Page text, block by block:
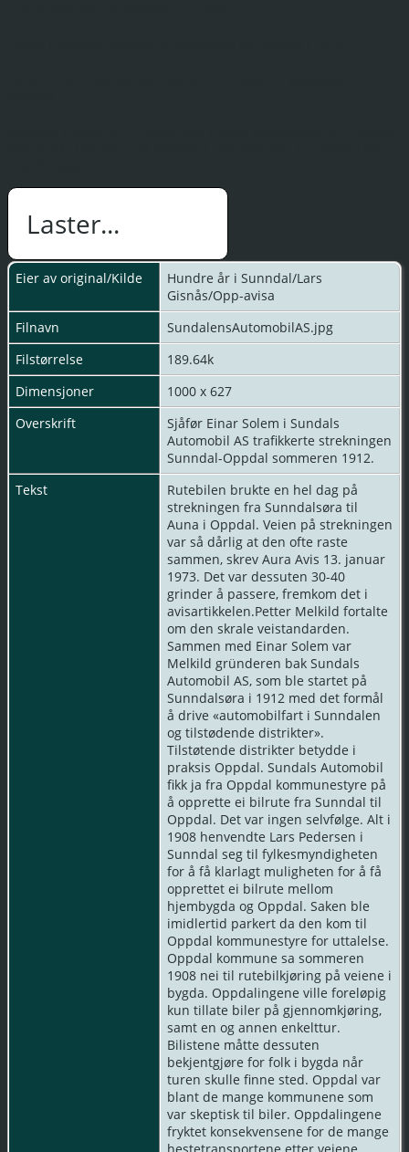
Laster...
Eier av original/Kilde
Hundre år i Sunndal/Lars
Gisnås/Opp-avisa
Filnavn
SundalensAutomobilAS.jpg
Filstørrelse
189.64k
Dimensjoner
1000 x 627
Overskrift
Sjåfør Einar Solem i Sundals
Automobil AS trafikkerte strekningen
Sunndal-Oppdal sommeren 1912.
Tekst
Rutebilen brukte en hel dag på
strekningen fra Sunndalsøra til
Auna i Oppdal. Veien på strekningen
var så dårlig at den ofte raste
sammen, skrev Aura Avis 13. januar
1973. Det var dessuten 30-40
grinder å passere, fremkom det i
avisartikkelen.Petter Melkild fortalte
om den skrale veistandarden.
Sammen med Einar Solem var
Melkild gründeren bak Sundals
Automobil AS, som ble startet på
Sunndalsøra i 1912 med det formål
å drive «automobilfart i Sunndalen
og tilstødende distrikter».
Tilstøtende distrikter betydde i
praksis Oppdal. Sundals Automobil
fikk ja fra Oppdal kommunestyre på
å opprette ei bilrute fra Sunndal til
Oppdal. Det var ingen selvfølge. Alt i
1908 henvendte Lars Pedersen i
Sunndal seg til fylkesmyndigheten
for å få klarlagt muligheten for å få
opprettet ei bilrute mellom
hjembygda og Oppdal. Saken ble
imidlertid parkert da den kom til
Oppdal kommunestyre for uttalelse.
Oppdal kommune sa sommeren
1908 nei til rutebilkjøring på veiene i
bygda. Oppdalingene ville foreløpig
kun tillate biler på gjennomkjøring,
samt en og annen enkelttur.
Bilistene måtte dessuten
bekjentgjøre for folk i bygda når
turen skulle finne sted. Oppdal var
blant de mange kommunene som
var skeptisk til biler. Oppdalingene
fryktet konsekvensene for de mange